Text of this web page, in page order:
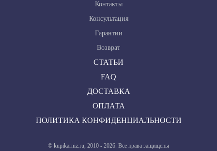
Контакты
Консультация
Гарантии
Возврат
СТАТЬИ
FAQ
ДОСТАВКА
ОПЛАТА
ПОЛИТИКА КОНФИДЕНЦИАЛЬНОСТИ
© kupikarniz.ru, 2010 - 2026. Все права защищены